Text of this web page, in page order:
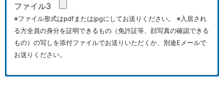
ファイル3
※ファイル形式はpdfまたはjpgにしてお送りください。 ※入居され
る方全員の身分を証明できるもの（免許証等、顔写真の確認できる
もの）の写しを添付ファイルでお送りいただくか、別途Eメールで
お送りください。